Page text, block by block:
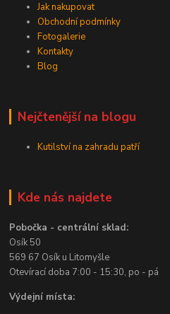
Jak nakupovat
Obchodní podmínky
Fotogalerie
Kontakty
Blog
Nejčtenější na blogu
Kutilství na zahradu patří
Kde nás najdete
Pobočka - centrální sklad:
Osík 50
569 67 Osík u Litomyšle
Otevírací doba 7:00 - 15:30, po - pá
Výdejní místa: